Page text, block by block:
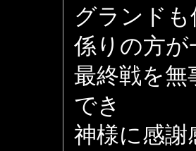
グランド
係りの方が
最終戦を
でき
神様に感謝